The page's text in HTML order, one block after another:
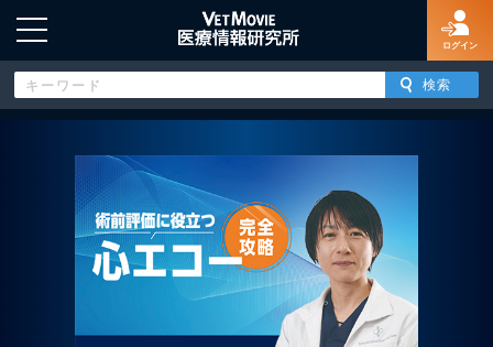
ログイン
HOME
ログイン
新規登録